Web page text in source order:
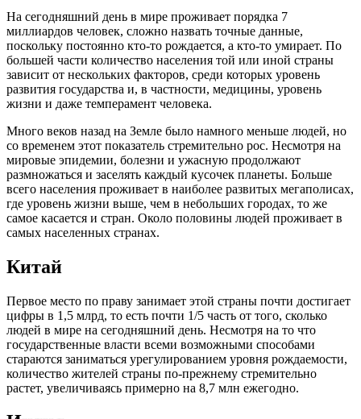
На сегодняшний день в мире проживает порядка 7
миллиардов человек, сложно назвать точные данные,
поскольку постоянно кто-то рождается, а кто-то умирает. По
большей части количество населения той или иной страны
зависит от нескольких факторов, среди которых уровень
развития государства и, в частности, медицины, уровень
жизни и даже темперамент человека.
Много веков назад на Земле было намного меньше людей, но
со временем этот показатель стремительно рос. Несмотря на
мировые эпидемии, болезни и ужасную продолжают
размножаться и заселять каждый кусочек планеты. Больше
всего населения проживает в наиболее развитых мегаполисах,
где уровень жизни выше, чем в небольших городах, то же
самое касается и стран. Около половины людей проживает в
самых населенных странах.
Китай
Первое место по праву занимает этой страны почти достигает
цифры в 1,5 млрд, то есть почти 1/5 часть от того, сколько
людей в мире на сегодняшний день. Несмотря на то что
государственные власти всеми возможными способами
стараются заниматься урегулированием уровня рождаемости,
количество жителей страны по-прежнему стремительно
растет, увеличиваясь примерно на 8,7 млн ежегодно.